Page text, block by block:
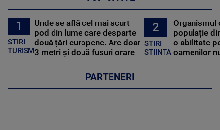
1
STIRI
TURISM
Unde se află cel mai scurt
pod din lume care desparte
două țări europene. Are doar
3 metri și două fusuri orare
2
STIRI
STIINTA
Organismul
populație
o abilitate
oamenilor
PARTENERI